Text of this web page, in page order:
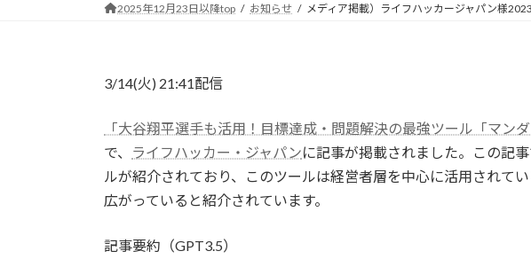
2025年12月23日以降top お知らせ メディア掲載）ライフハッカージャパン様
3/14(火) 21:41配信
「大谷翔平選手も活用！目標達成・問題解決の最強ツール「マン
で、
ライフハッカー・ジャパンに記事が掲載されました。この記
ルが紹介されており、このツールは経営者層を中心に活用されて
広がっていると紹介されています。
記事要約（GPT3.5）